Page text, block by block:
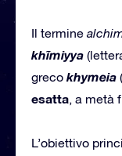
Il termine
khīmiyya
greco khymeia (
esatta, a metà
L’obiettivo